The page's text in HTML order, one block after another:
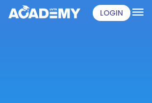
LOGIN